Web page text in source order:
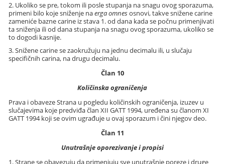
2. Ukoliko se pre, tokom ili posle stupanja na snagu ovog sporazuma,
primeni bilo koje sniženje naerga omnesosnovi, takve snižene carine
zameniće bazne carine iz stava 1. od dana kada se počnu primenjivati
ta sniženja ili od dana stupanja na snagu ovog sporazuma, ukoliko se
to dogodi kasnije.
3. Snižene carine se zaokružuju na jednu decimalu ili, u slučaju
specifičnih carina, na drugu decimalu.
Član 10
Količinska ograničenja
Prava i obaveze Strana u pogledu količinskih ograničenja, izuzev u
slučajevima koje predviđa član XII GATT 1994, uređena su članom XI
GATT 1994 koji se ovim ugrađuje u ovaj sporazum i čini njegov deo.
Član 11
Unutrašnje oporezivanje i propisi
1. Strane se obavezuju da primenjuju sve unutrašnje poreze i druge